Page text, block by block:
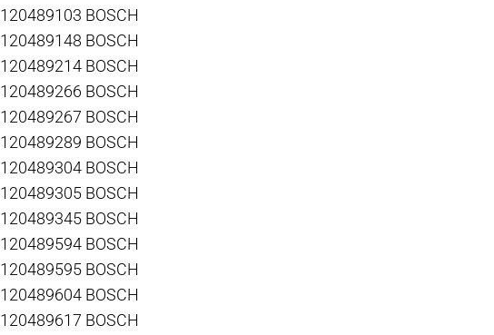
120489103 BOSCH
120489148 BOSCH
120489214 BOSCH
120489266 BOSCH
120489267 BOSCH
120489289 BOSCH
120489304 BOSCH
120489305 BOSCH
120489345 BOSCH
120489594 BOSCH
120489595 BOSCH
120489604 BOSCH
120489617 BOSCH